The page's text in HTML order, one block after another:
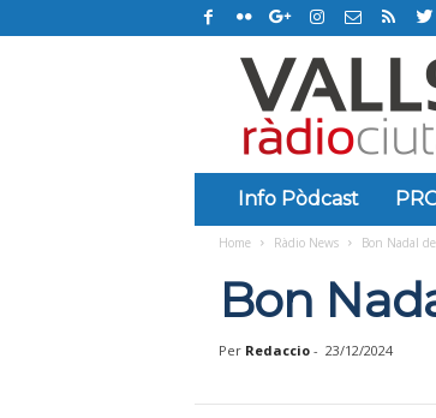
C
u
a
Info Pòdcast
Home Ràdio News Bon Nadal
Bon
Per Redaccio- 23/12/2024